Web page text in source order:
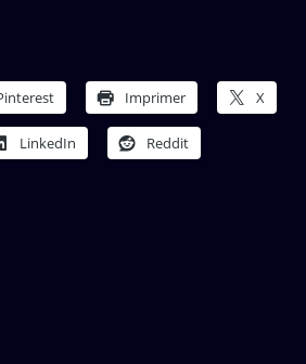
Imprimer X
LinkedIn Reddit